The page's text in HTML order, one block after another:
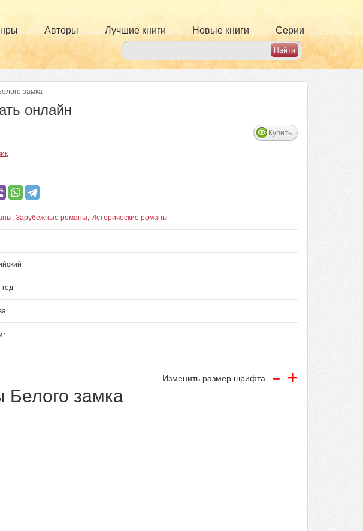
Авторы Лучшие книги Новые книги Серии
замка
онлайн
Купить
, Зарубежные романы, Исторические романы
Изменить размер шрифта - +
Белого замка